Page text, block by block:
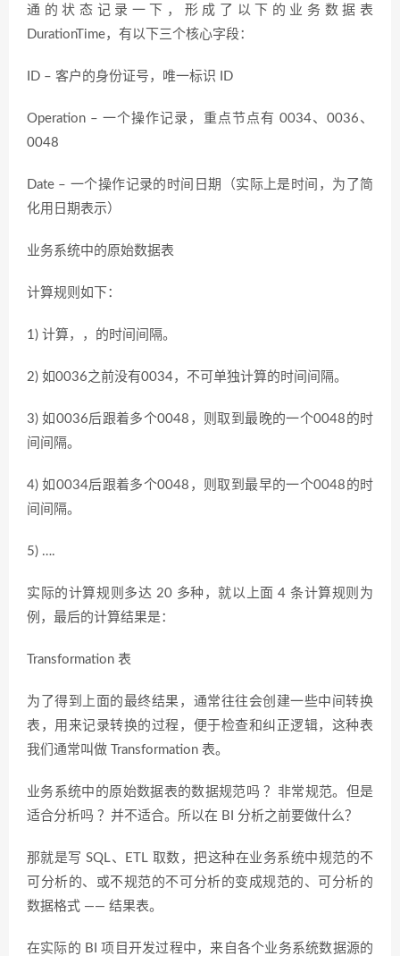
通的状态记录一下，形成了以下的业务数据表
DurationTime，有以下三个核心字段：
ID – 客户的身份证号，唯一标识 ID
Operation – 一个操作记录，重点节点有 0034、0036、
0048
Date – 一个操作记录的时间日期（实际上是时间，为了简
化用日期表示）
业务系统中的原始数据表
计算规则如下：
1) 计算，，的时间间隔。
2) 如0036之前没有0034，不可单独计算的时间间隔。
3) 如0036后跟着多个0048，则取到最晚的一个0048的时
间间隔。
4) 如0034后跟着多个0048，则取到最早的一个0048的时
间间隔。
5) ….
实际的计算规则多达 20 多种，就以上面 4 条计算规则为
例，最后的计算结果是：
Transformation 表
为了得到上面的最终结果，通常往往会创建一些中间转换
表，用来记录转换的过程，便于检查和纠正逻辑，这种表
我们通常叫做 Transformation 表。
业务系统中的原始数据表的数据规范吗 ？非常规范。但是
适合分析吗 ？并不适合。所以在 BI 分析之前要做什么？
那就是写 SQL、ETL 取数，把这种在业务系统中规范的不
可分析的、或不规范的不可分析的变成规范的、可分析的
数据格式 —— 结果表。
在实际的 BI 项目开发过程中，来自各个业务系统数据源的